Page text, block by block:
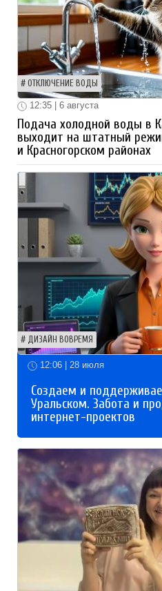
ОТКЛЮЧЕНИЕ ВОДЫ
12:35 | 6 августа
Подача холодной воды в
выходит на штатный
и Красногорском районах
ДИЗАЙН ВОВРЕМЯ
12:06 | 28 июля
Создаем и
Уральском. Забота и
интернет-проектов